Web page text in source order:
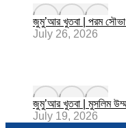
জুমু’আর খুতবা | পরম
July 26, 2026
জুমু’আর খুতবা | মুসলিম
July 19, 2026